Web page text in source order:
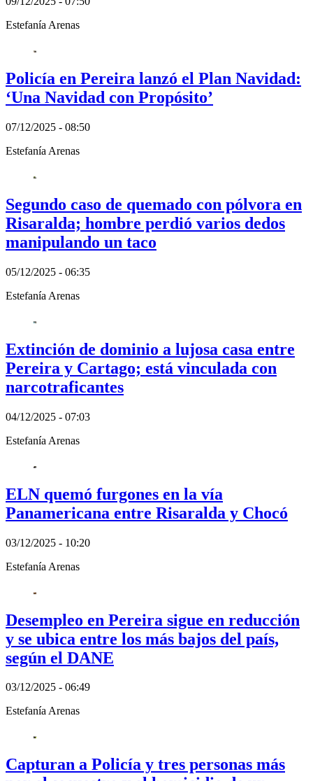
Estefanía Arenas
Policía en Pereira lanzó el Plan Navidad:
‘Una Navidad con Propósito’
07/12/2025 - 08:50
Estefanía Arenas
Segundo caso de quemado con pólvora en
Risaralda; hombre perdió varios dedos
manipulando un taco
05/12/2025 - 06:35
Estefanía Arenas
Extinción de dominio a lujosa casa entre
Pereira y Cartago; está vinculada con
narcotraficantes
04/12/2025 - 07:03
Estefanía Arenas
ELN quemó furgones en la vía
Panamericana entre Risaralda y Chocó
03/12/2025 - 10:20
Estefanía Arenas
Desempleo en Pereira sigue en reducción
y se ubica entre los más bajos del país,
según el DANE
03/12/2025 - 06:49
Estefanía Arenas
Capturan a Policía y tres personas más